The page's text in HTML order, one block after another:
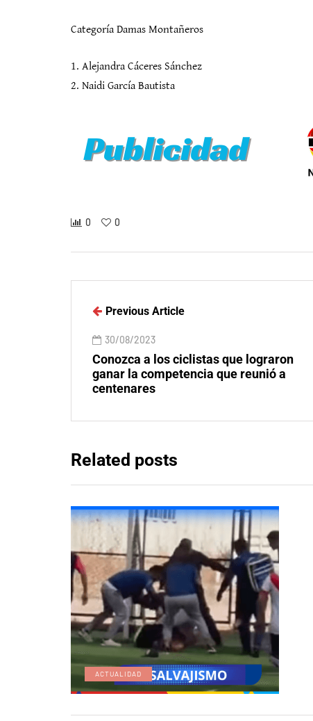
Categoría Damas Montañeros
1. Alejandra Cáceres Sánchez
2. Naidi García Bautista
0 0
Previous Article
30/08/2023
Conozca a los ciclistas que lograron
ganar la competencia que reunió a
centenares
Related posts
ACTUALIDAD